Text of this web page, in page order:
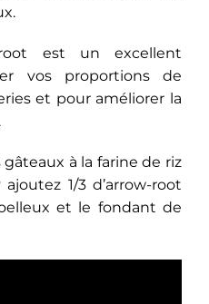
root est un excellent
vos proportions de
et pour améliorer la
à la farine de riz
1/3 d’arrow-root
et le fondant de